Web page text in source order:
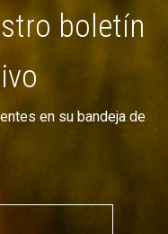
boletín
en su bandeja de